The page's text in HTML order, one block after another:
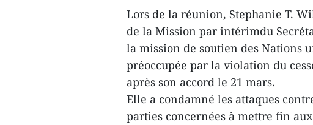
Lors de la réunion, Stephanie T.
de la Mission par intérimdu
la mission de soutien des Nations
préoccupée par la violation du
après son accord le 21 mars.
Elle a condamné les attaques
parties concernées à mettre fin